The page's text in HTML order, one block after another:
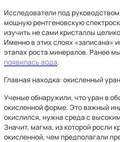
Исследователи под
мощную рентгеновскую
изучить не сами кристаллы
Именно в этих слоях «записана»
этапах роста минералов. Ранее
появилась вода.
Главная находка: окисленный уран
Ученые обнаружили, что уран в
окисленной форме. Это важный
окислился, нужна среда с
Значит, магма, из которой росли
окисленной, чем предполагали